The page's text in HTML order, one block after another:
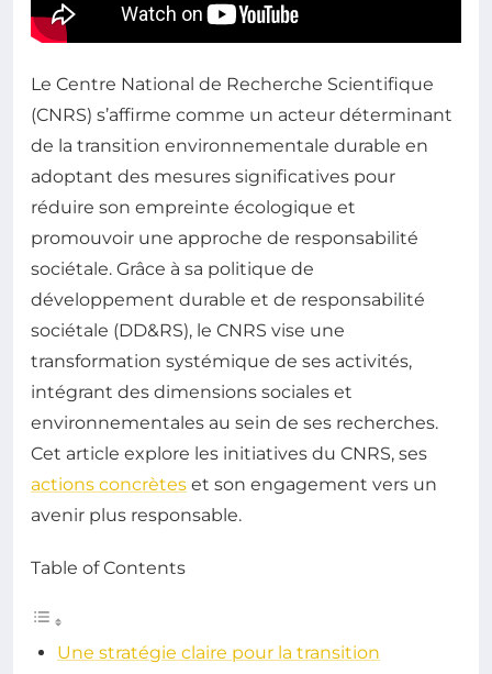
Le Centre National de Recherche Scientifique
(CNRS) s’affirme comme un acteur déterminant
de la transition environnementale durable en
adoptant des mesures significatives pour
réduire son empreinte écologique et
promouvoir une approche de responsabilité
sociétale. Grâce à sa politique de
développement durable et de responsabilité
sociétale (DD&RS), le CNRS vise une
transformation systémique de ses activités,
intégrant des dimensions sociales et
environnementales au sein de ses recherches.
Cet article explore les initiatives du CNRS, ses
actions concrètes et son engagement vers un
avenir plus responsable.
Table of Contents
Une stratégie claire pour la transition